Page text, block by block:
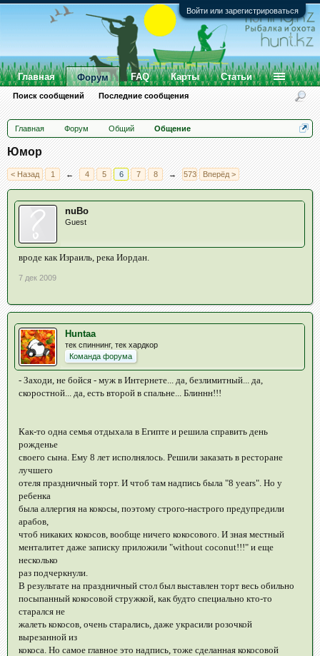
Войти или зарегистрироваться
Главная Форум Общий Общение
Юмор
< Назад 1 ← 4 5 6 7 8 → 573 Вперёд >
nuBo
Guest
вроде как Израиль, река Иордан.
7 дек 2009
Huntaa
тек спиннинг, тек хардкор
Команда форума
- Заходи, не бойся - муж в Интернете... да, безлимитный... да,
скоростной... да, есть второй в спальне... Блиннн!!!
Как-то одна семья отдыхала в Египте и решила справить день
рожденье
своего сына. Ему 8 лет исполнялось. Решили заказать в ресторане
лучшего
отеля праздничный торт. И чтоб там надпись была "8 years". Но у
ребенка
была аллергия на кокосы, поэтому строго-настрого предупредили
арабов,
чтоб никаких кокосов, вообще ничего кокосового. И зная местный
менталитет даже записку приложили "without coconut!!!" и еще
несколько
раз подчеркнули.
В результате на праздничный стол был выставлен торт весь обильно
посыпанный кокосовой стружкой, как будто специально кто-то
старался не
жалеть кокосов, очень старались, даже украсили розочкой
вырезанной из
кокоса. Но самое главное это надпись, тоже сделанная кокосовой
Главная Форум
Поиск сообщений Последние сообщения
FAQ Карты Статьи